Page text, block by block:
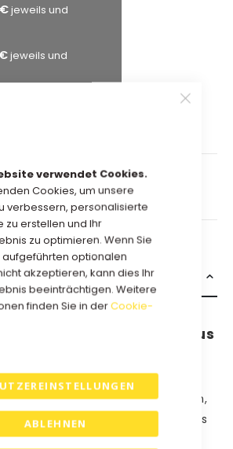
verwendet Cookies.
Cookies, um unsere
verbessern, personalisierte
zu erstellen und Ihr
zu optimieren. Wenn Sie
aufgeführten optionalen
akzeptieren, kann dies Ihr
beeinträchtigen. Weitere
finden Sie in derCookie-
ABLEHNEN
jeweils und
jeweils und
IN DEN WARENKORB
Geschenkboxen aus
Hochglanz-Geschenkboxen,
stilvollen Geschenkboxen aus
Langlebigkeit mit einem